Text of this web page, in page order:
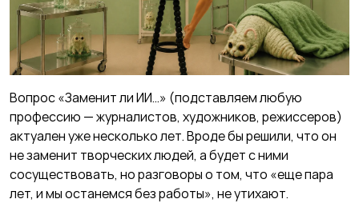
Вопрос «Заменит ли ИИ…» (подставляем любую
профессию — журналистов, художников, режиссеров)
актуален уже несколько лет. Вроде бы решили, что он
не заменит творческих людей, а будет с ними
сосуществовать, но разговоры о том, что «еще пара
лет, и мы останемся без работы», не утихают.